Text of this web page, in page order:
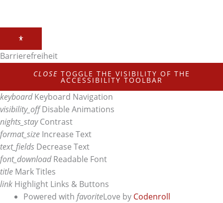
Barrierefreiheit
CLOSE TOGGLE THE VISIBILITY OF THE
ACCESSIBILITY TOOLBAR
keyboard Keyboard Navigation
visibility_off Disable Animations
nights_stay Contrast
format_size Increase Text
text_fields Decrease Text
font_download Readable Font
title Mark Titles
link Highlight Links & Buttons
Powered with favoriteLove by Codenroll